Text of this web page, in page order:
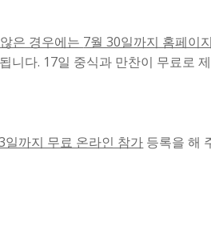
은 경우에는 7월 30일까지 홈페이
니다. 17일 중식과 만찬이 무료로
일까지 무료 온라인 참가 등록을 해